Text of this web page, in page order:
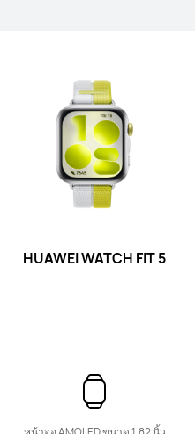
HUAWEI WATCH FIT 5